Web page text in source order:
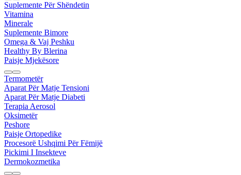
Suplemente Për Shëndetin
Vitamina
Minerale
Suplemente Bimore
Omega & Vaj Peshku
Healthy By Blerina
Paisje Mjekësore
Termometër
Aparat Për Matje Tensioni
Aparat Për Matje Diabeti
Terapia Aerosol
Oksimetër
Peshore
Paisje Ortopedike
Procesorë Ushqimi Për Fëmijë
Pickimi I Insekteve
Dermokozmetika